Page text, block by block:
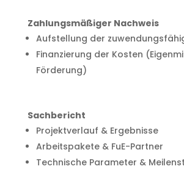
Zahlungsmäßiger Nachweis
Aufstellung der
Finanzierung der Kosten
Förderung)
Sachbericht
Projektverlauf & Ergebnisse
Arbeitspakete & FuE-Partner
Technische Parameter &